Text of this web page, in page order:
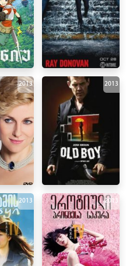
2013 2013
2013 2013